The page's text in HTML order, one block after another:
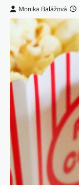
Monika Balážová